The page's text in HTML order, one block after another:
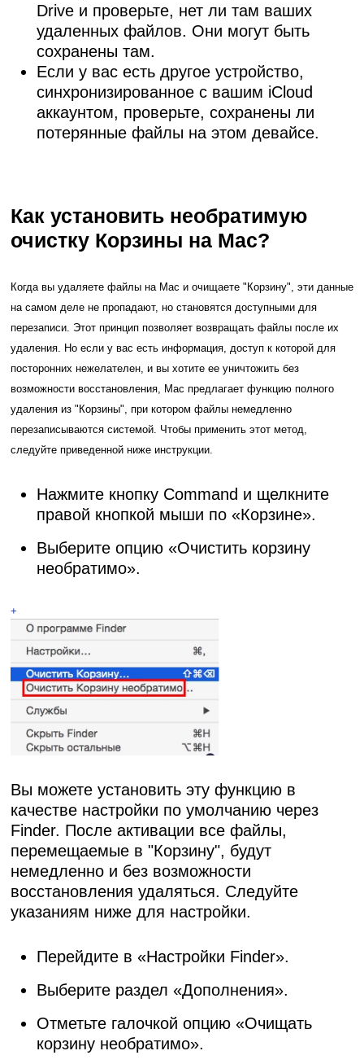
Drive и проверьте, нет ли там ваших
удаленных файлов. Они могут быть
сохранены там.
Если у вас есть другое устройство,
синхронизированное с вашим iCloud
аккаунтом, проверьте, сохранены ли
потерянные файлы на этом девайсе.
Как установить необратимую
очистку Корзины на Mac?
Когда вы удаляете файлы на Mac и очищаете "Корзину", эти данные
на самом деле не пропадают, но становятся доступными для
перезаписи. Этот принцип позволяет возвращать файлы после их
удаления. Но если у вас есть информация, доступ к которой для
посторонних нежелателен, и вы хотите ее уничтожить без
возможности восстановления, Mac предлагает функцию полного
удаления из "Корзины", при котором файлы немедленно
перезаписываются системой. Чтобы применить этот метод,
следуйте приведенной ниже инструкции.
Нажмите кнопку Command и щелкните
правой кнопкой мыши по «Корзине».
Выберите опцию «Очистить корзину
необратимо».
+
Вы можете установить эту функцию в
качестве настройки по умолчанию через
Finder. После активации все файлы,
перемещаемые в "Корзину", будут
немедленно и без возможности
восстановления удаляться. Следуйте
указаниям ниже для настройки.
Перейдите в «Настройки Finder».
Выберите раздел «Дополнения».
Отметьте галочкой опцию «Очищать
корзину необратимо».